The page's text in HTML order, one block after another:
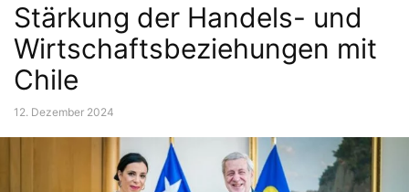
Stärkung der Handels- und
Wirtschaftsbeziehungen mit
Chile
12. Dezember 2024